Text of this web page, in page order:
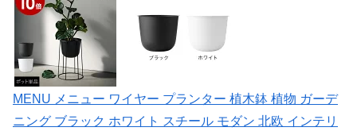
MENU メニュー ワイヤー プランター 植木鉢 植物 ガーデ
ニング ブラック ホワイト スチール モダン 北欧 インテリ